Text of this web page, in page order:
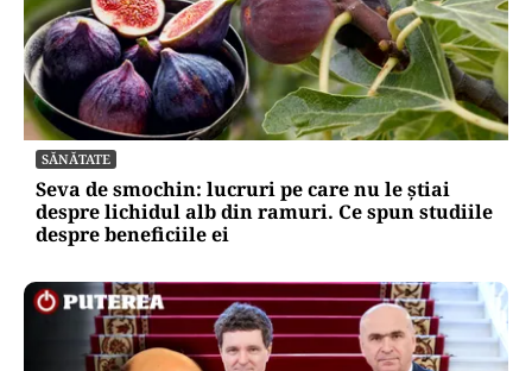
SĂNĂTATE
Seva de smochin: lucruri pe care nu le știai
despre lichidul alb din ramuri. Ce spun studiile
despre beneficiile ei